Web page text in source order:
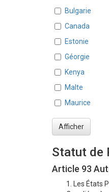
Bulgarie
Canada
Estonie
Géorgie
Kenya
Malte
Maurice
Afficher
Statut de
Article 93
1. Les États